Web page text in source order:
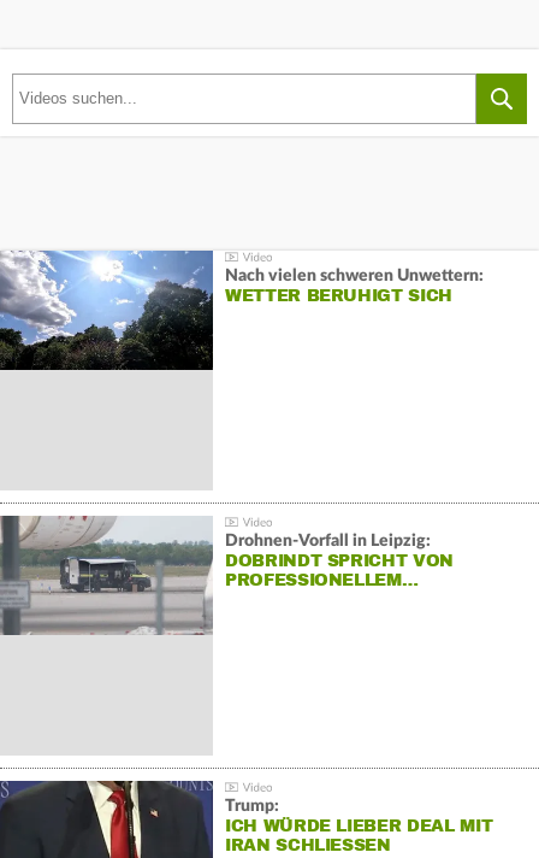
Nach vielen schweren Unwettern:
WETTER BERUHIGT SICH
Drohnen-Vorfall in Leipzig:
DOBRINDT SPRICHT VON
PROFESSIONELLEM…
Trump:
ICH WÜRDE LIEBER DEAL MIT
IRAN SCHLIESSEN